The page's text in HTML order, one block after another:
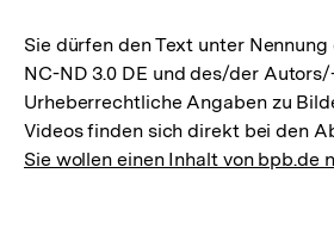
Sie dürfen den Text unter Nennung
NC-ND 3.0 DE und des/der
Urheberrechtliche Angaben zu
Videos finden sich direkt bei den
Sie wollen einen Inhalt von bpb.de